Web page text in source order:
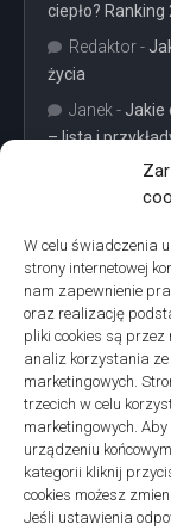
W celu świadczenia
strony internetowej
nam zapewnienie
oraz realizację
pliki cookies są
analiz korzystania ze
marketingowych.
trzecich w celu
marketingowych.
urządzeniu
kategorii kliknij
cookies możesz
Jeśli ustawienia
ciepło? Ranking
Redaktor-
życia
Janek - Jakie
– lista i
Projekty
linki z nap